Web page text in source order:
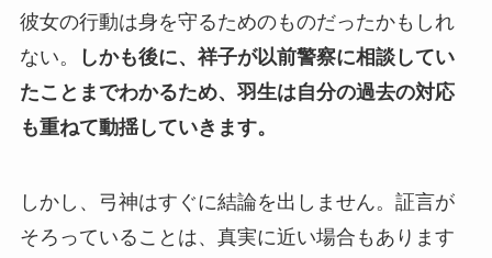
彼女の行動は身を守るためのものだったかもしれ
ない。
しかも後に、祥子が以前警察に相談してい
たことまでわかるため、羽生は自分の過去の対応
も重ねて動揺していきます。
しかし、弓神はすぐに結論を出しません。証言が
そろっていることは、真実に近い場合もあります